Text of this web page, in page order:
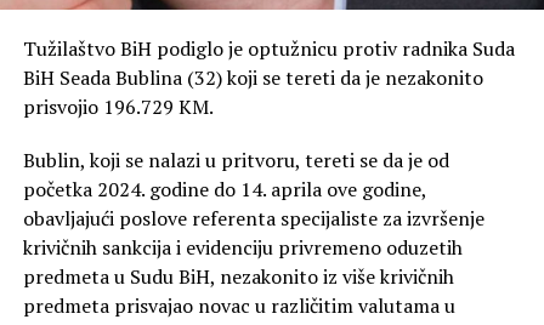
Tužilaštvo BiH podiglo je optužnicu protiv radnika Suda
BiH Seada Bublina (32) koji se tereti da je nezakonito
prisvojio 196.729 KM.
Bublin, koji se nalazi u pritvoru, tereti se da je od
početka 2024. godine do 14. aprila ove godine,
obavljajući poslove referenta specijaliste za izvršenje
krivičnih sankcija i evidenciju privremeno oduzetih
predmeta u Sudu BiH, nezakonito iz više krivičnih
predmeta prisvajao novac u različitim valutama u